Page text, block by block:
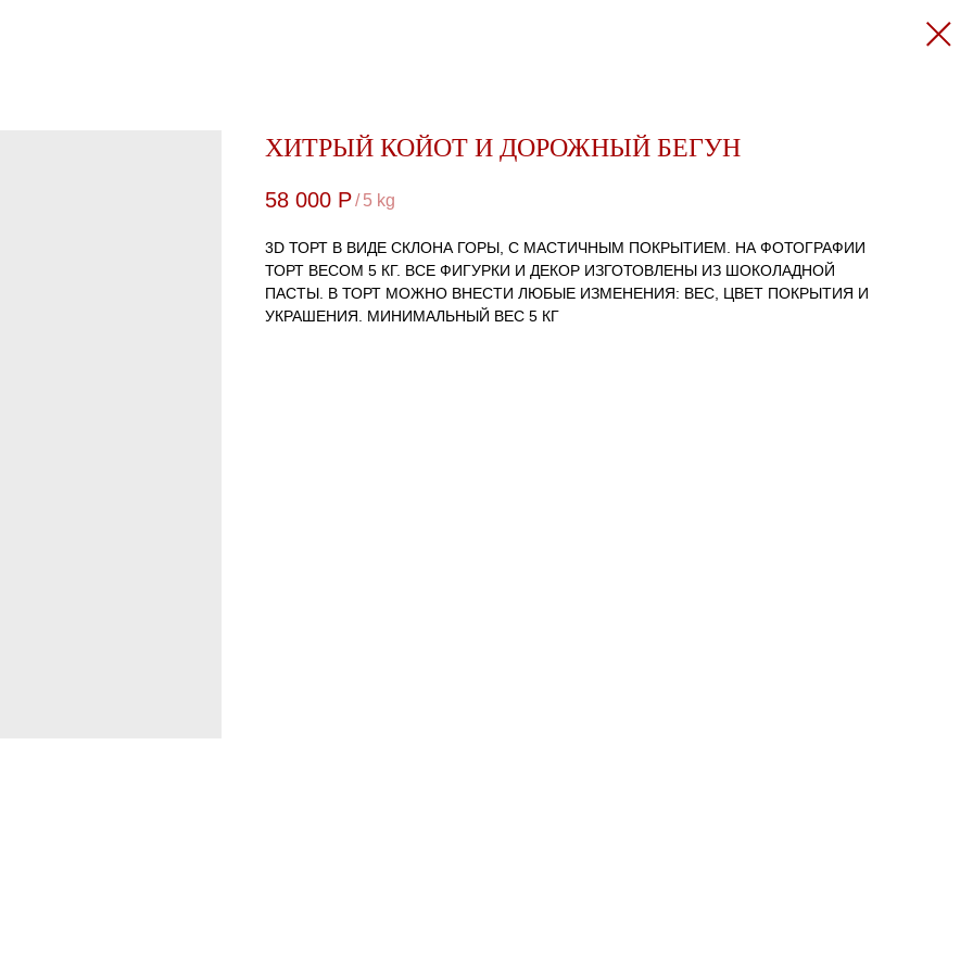
ХИТРЫЙ КОЙОТ И ДОРОЖНЫЙ БЕГУН
58 000 Р/ 5 kg
3D ТОРТ В ВИДЕ СКЛОНА ГОРЫ, С МАСТИЧНЫМ ПОКРЫТИЕМ. НА ФОТОГРАФИИ
ТОРТ ВЕСОМ 5 КГ. ВСЕ ФИГУРКИ И ДЕКОР ИЗГОТОВЛЕНЫ ИЗ ШОКОЛАДНОЙ
ПАСТЫ. В ТОРТ МОЖНО ВНЕСТИ ЛЮБЫЕ ИЗМЕНЕНИЯ: ВЕС, ЦВЕТ ПОКРЫТИЯ И
УКРАШЕНИЯ. МИНИМАЛЬНЫЙ ВЕС 5 КГ